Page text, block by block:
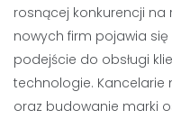
rosnącej konkurencji na
nowych firm pojawia
podejście do obsługi
technologie. Kancelarie
oraz budowanie marki